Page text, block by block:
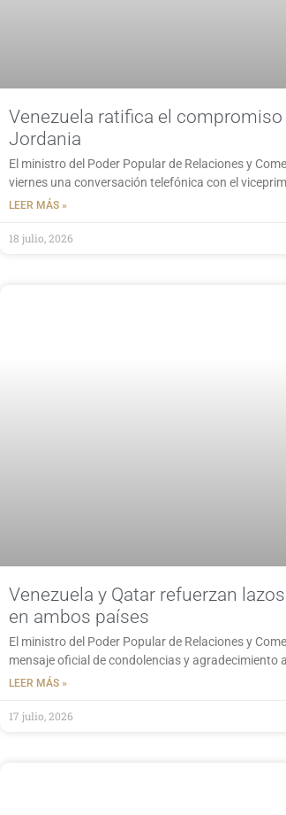
Venezuela ratifica el
Jordania
El ministro del Poder Popular de Relaciones y
viernes una conversación telefónica con el
LEER MÁS »
18 julio, 2026
Venezuela y Qatar refuerzan
en ambos países
El ministro del Poder Popular de Relaciones y
mensaje oficial de condolencias y agradecimiento
LEER MÁS »
17 julio, 2026